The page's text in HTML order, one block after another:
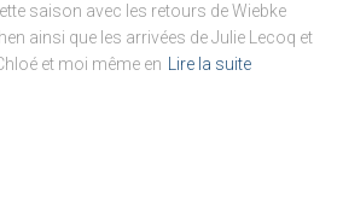
saison avec les retours de Wiebke
ainsi que les arrivées de Julie Lecoq et
et moi même en
Lire la suite